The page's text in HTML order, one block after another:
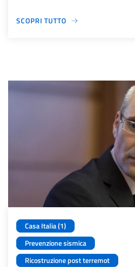
SCOPRI TUTTO
Casa Italia (1)
Prevenzione sismica
Ricostruzione post terremot